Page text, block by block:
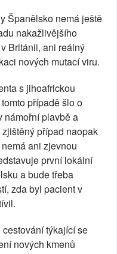
Španělsko nemá ještě
nakažlivějšího
Británii, ani reálný
nových mutací viru.
s jihoafrickou
případě šlo o
námořní plavbě a
případ naopak
ani zjevnou
první lokální
a bude třeba
zda byl pacient v
týkající se
nových kmenů